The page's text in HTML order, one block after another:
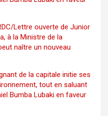
Lettre ouverte de Junior
à la Ministre de la
naître un nouveau
de la capitale initie ses
tout en saluant
Bumba Lubaki en faveur